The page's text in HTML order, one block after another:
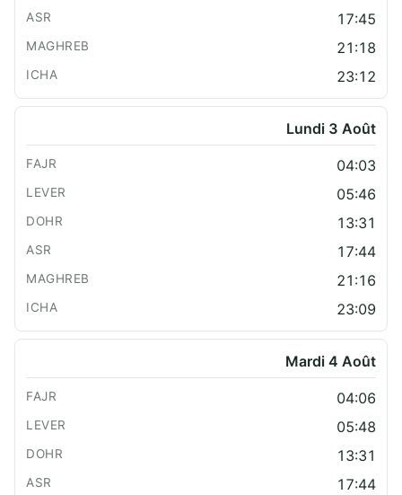
17:45
21:18
23:12
Lundi 3 Août
04:03
05:46
13:31
17:44
21:16
23:09
Mardi 4 Août
04:06
05:48
13:31
17:44